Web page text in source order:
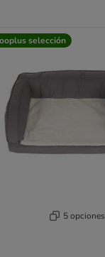
selección
5 opciones